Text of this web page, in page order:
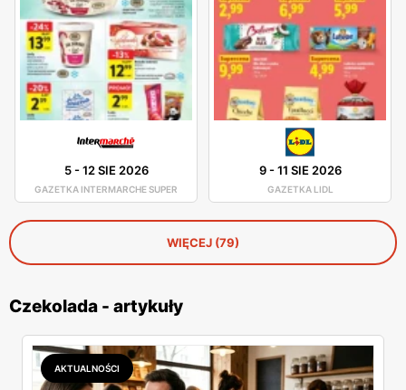
5-12 SIE 2026
GAZETKA INTERMARCHE SUPER
9-11 SIE 2026
GAZETKA LIDL
WIĘCEJ (79)
Czekolada - artykuły
AKTUALNOŚCI